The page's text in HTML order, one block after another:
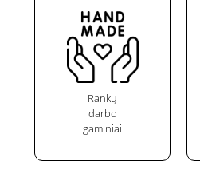
Rankų
darbo
gaminiai